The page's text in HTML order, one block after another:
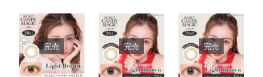
完売 完売 完売